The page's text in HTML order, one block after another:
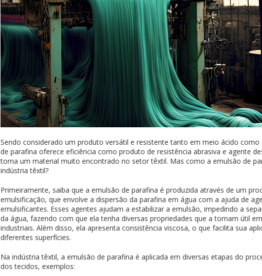
Sendo considerado um produto versátil e resistente tanto em meio ácido como
de parafina oferece eficiência como produto de resistência abrasiva e agente
torna um material muito encontrado no setor têxtil. Mas como a emulsão de
indústria têxtil?
Primeiramente, saiba que a emulsão de parafina é produzida através de um
emulsificação, que envolve a dispersão da parafina em água com a ajuda de
emulsificantes. Esses agentes ajudam a estabilizar a emulsão, impedindo a
da água, fazendo com que ela tenha diversas propriedades que a tornam útil
industriais. Além disso, ela apresenta consistência viscosa, o que facilita sua
diferentes superfícies.
Na indústria têxtil, a emulsão de parafina é aplicada em diversas etapas do
dos tecidos, exemplos: